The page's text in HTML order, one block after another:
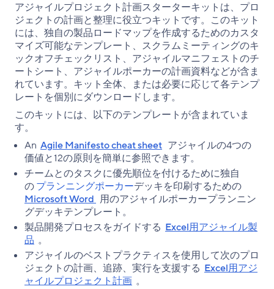
アジャイルプロジェクト計画スターターキットは、プロ
ジェクトの計画と整理に役立つキットです。このキット
には、独自の製品ロードマップを作成するためのカスタ
マイズ可能なテンプレート、スクラムミーティングのキ
ックオフチェックリスト、アジャイルマニフェストのチ
ートシート、アジャイルポーカーの計画資料などが含ま
れています。キット全体、または必要に応じて各テンプ
レートを個別にダウンロードします。
このキットには、以下のテンプレートが含まれていま
す。
An Agile Manifesto cheat sheet アジャイルの4つの
価値と12の原則を簡単に参照できます。
チームとのタスクに優先順位を付けるために独自
のプランニングポーカーデッキを印刷するための
Microsoft Word 用のアジャイルポーカープランニン
グデッキテンプレート。
製品開発プロセスをガイドする Excel用アジャイル製
品 。
アジャイルのベストプラクティスを使用して次のプロ
ジェクトの計画、追跡、実行を支援する Excel用アジ
ャイルプロジェクト計画 。